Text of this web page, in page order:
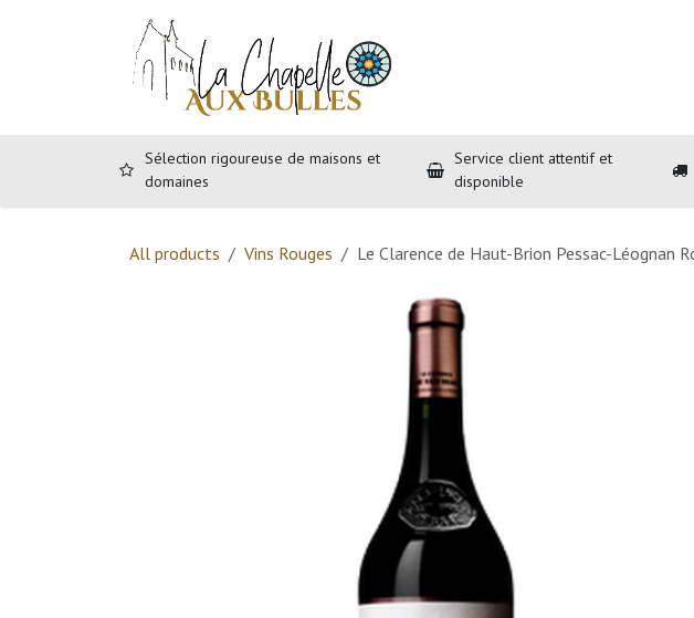
Sélection rigoureuse de maisons et
domaines
Service client attentif et
disponible
All products Vins Rouges Le Clarence de Haut-Brion Pessac-Léognan